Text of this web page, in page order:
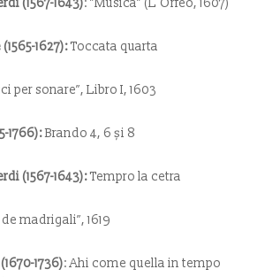
1627):Toccata quarta
per sonare”, Libro I, 1603
1766):Brando 4, 6 și 8
(1567-1643):Tempro la cetra
madrigali”, 1619
1736):Ahi come quella in tempo